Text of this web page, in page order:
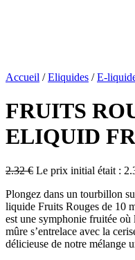
Accueil / Eliquides / E-
FRUITS
ELIQUID
2.32€ Le prix initial était :
Plongez dans un tourbillon
liquide Fruits Rouges de 10
est une symphonie fruitée où
mûre s’entrelace avec la
délicieuse de notre mélange